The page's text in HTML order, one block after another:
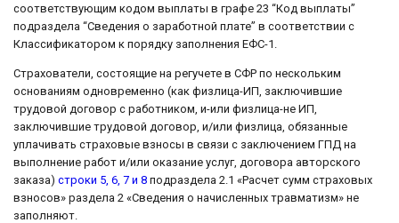
соответствующим кодом выплаты в графе 23 “Код выплаты”
подраздела “Сведения о заработной плате” в соответствии с
Классификатором к порядку заполнения ЕФС-1.
Страхователи, состоящие на регучете в СФР по нескольким
основаниям одновременно (как физлица-ИП, заключившие
трудовой договор с работником, и-или физлица-не ИП,
заключившие трудовой договор, и/или физлица, обязанные
уплачивать страховые взносы в связи с заключением ГПД на
выполнение работ и/или оказание услуг, договора авторского
заказа) строки 5, 6, 7 и 8 подраздела 2.1 «Расчет сумм страховых
взносов» раздела 2 «Сведения о начисленных травматизм» не
заполняют.